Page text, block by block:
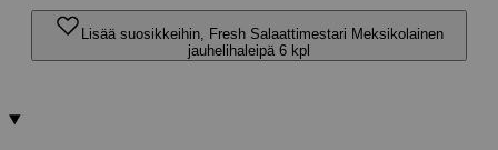
Lisää suosikkeihin, Fresh Salaattimestari Meksikolainen
jauhelihaleipä 6 kpl